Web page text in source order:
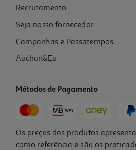
2,70 €
Recrutamento
Seja nosso fornecedor
Campanhas e Passatempos
Auchan&Eu
Métodos de Pagamento
Os preços dos produtos
como referência e são os